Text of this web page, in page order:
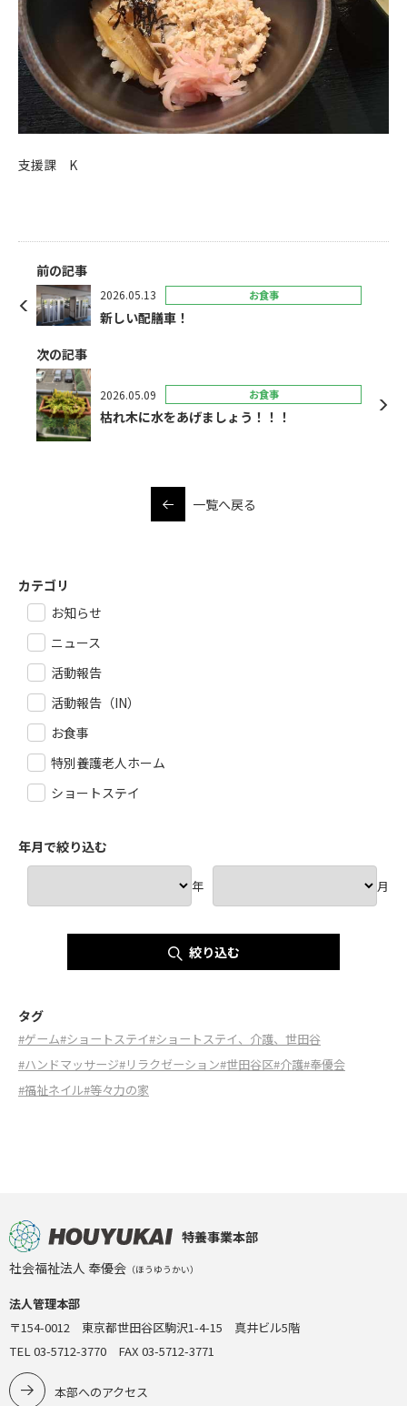
支援課 K
前の記事
2026.05.13 お食事
新しい配膳車！
次の記事
2026.05.09 お食事
枯れ木に水をあげましょう！！！
一覧へ戻る
カテゴリ
お知らせ
ニュース
活動報告
活動報告（IN）
お食事
特別養護老人ホーム
ショートステイ
年月で絞り込む
年 月
絞り込む
タグ
#ゲーム#ショートステイ#ショートステイ、介護、世田谷
#ハンドマッサージ#リラクゼーション#世田谷区#介護#奉優会
#福祉ネイル#等々力の家
特養事業本部
社会福祉法人 奉優会 （ほうゆうかい）
法人管理本部
〒154-0012 東京都世田谷区駒沢1-4-15 真井ビル5階
TEL 03-5712-3770 FAX 03-5712-3771
本部へのアクセス